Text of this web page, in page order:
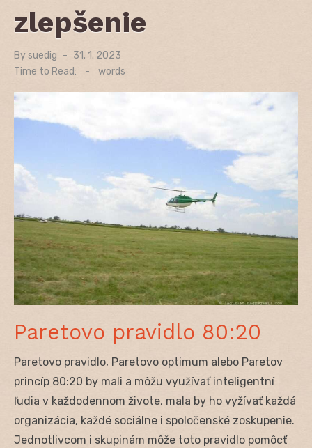
zlepšenie
Bysuedig
Posted
on
31. 1. 2023
Time to Read:
- words
Paretovo pravidlo 80:20
Paretovo pravidlo, Paretovo optimum alebo Paretov
princíp 80:20 by mali a môžu využívať inteligentní
ľudia v každodennom živote, mala by ho vyžívať každá
organizácia, každé sociálne i spoločenské zoskupenie.
Jednotlivcom i skupinám môže toto pravidlo pomôcť